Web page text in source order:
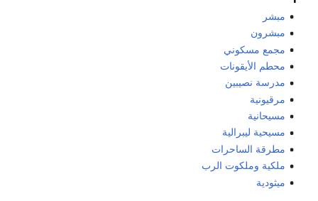
مبشر
مبشرون
مجمع مسكوني
محطم الأيقونات
مدرسة نصيبين
مرقيونية
مسيحانية
مسيحية ليبرالية
مطرقة الساحرات
ملكية وملكوت الرب
ميثودية